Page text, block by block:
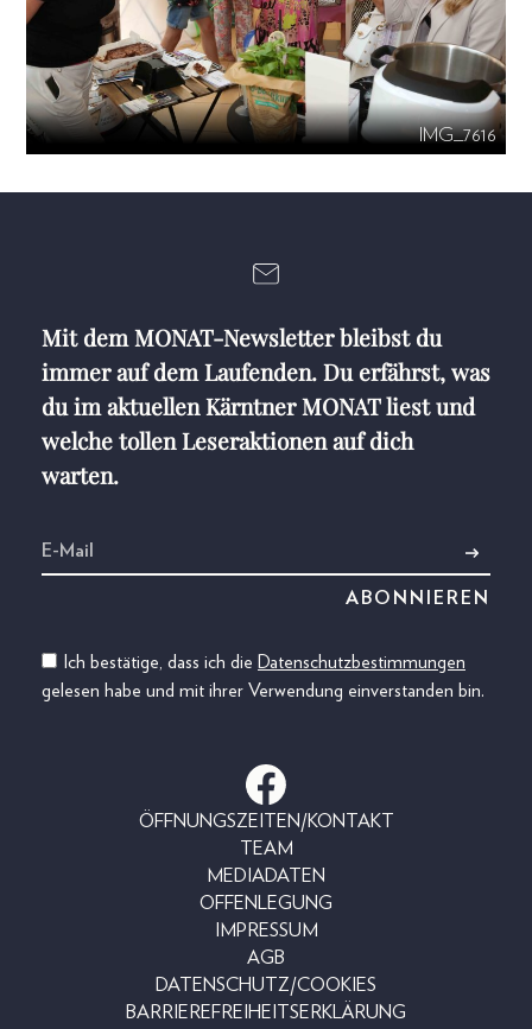
IMG_7616
Mit dem MONAT-Newsletter bleibst du
immer auf dem Laufenden. Du erfährst, was
du im aktuellen Kärntner MONAT liest und
welche tollen Leseraktionen auf dich
warten.
Ich bestätige, dass ich die Datenschutzbestimmungen
gelesen habe und mit ihrer Verwendung einverstanden bin.
ÖFFNUNGSZEITEN/KONTAKT
TEAM
MEDIADATEN
OFFENLEGUNG
IMPRESSUM
AGB
DATENSCHUTZ/COOKIES
BARRIEREFREIHEITSERKLÄRUNG